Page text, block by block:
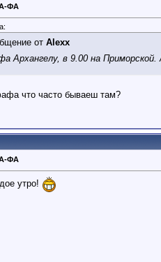
ФА
от Alexx
Архангелу, в 9.00 на
что часто бываеш там?
ФА
утро!